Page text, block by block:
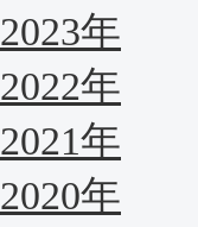
2023年
2022年
2021年
2020年